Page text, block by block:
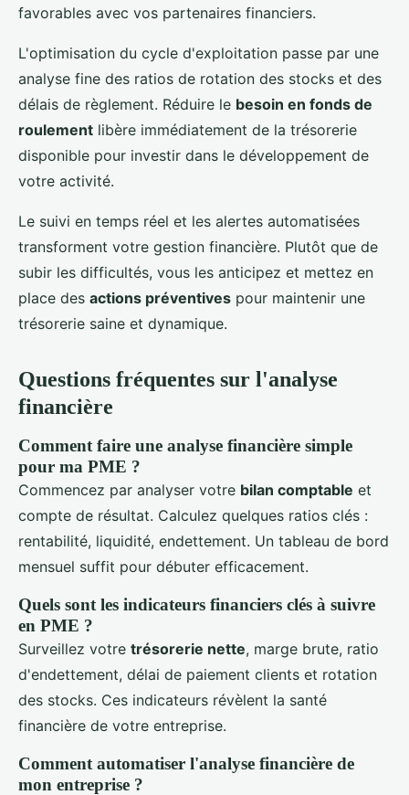
favorables avec vos partenaires financiers.
L'optimisation du cycle d'exploitation passe par une
analyse fine des ratios de rotation des stocks et des
délais de règlement. Réduire le besoin en fonds de
roulement libère immédiatement de la trésorerie
disponible pour investir dans le développement de
votre activité.
Le suivi en temps réel et les alertes automatisées
transforment votre gestion financière. Plutôt que de
subir les difficultés, vous les anticipez et mettez en
place des actions préventives pour maintenir une
trésorerie saine et dynamique.
Questions fréquentes sur l'analyse
financière
Comment faire une analyse financière simple
pour ma PME ?
Commencez par analyser votre bilan comptable et
compte de résultat. Calculez quelques ratios clés :
rentabilité, liquidité, endettement. Un tableau de bord
mensuel suffit pour débuter efficacement.
Quels sont les indicateurs financiers clés à suivre
en PME ?
Surveillez votre trésorerie nette, marge brute, ratio
d'endettement, délai de paiement clients et rotation
des stocks. Ces indicateurs révèlent la santé
financière de votre entreprise.
Comment automatiser l'analyse financière de
mon entreprise ?